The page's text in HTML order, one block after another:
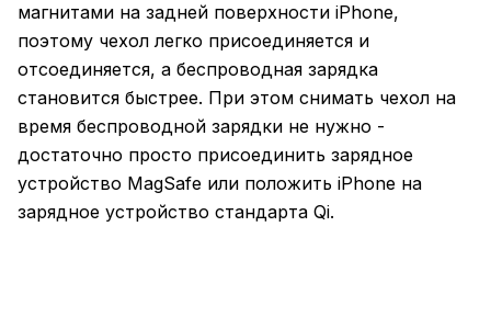
магнитами на задней поверхности iPhone,
поэтому чехол легко присоединяется и
отсоединяется, а беспроводная зарядка
становится быстрее. При этом снимать чехол на
время беспроводной зарядки не нужно -
достаточно просто присоединить зарядное
устройство MagSafe или положить iPhone на
зарядное устройство стандарта Qi.